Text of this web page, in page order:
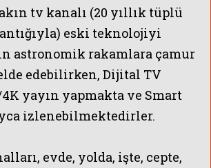
tv kanalı (20 yıllık tüplü
eski teknolojiyi
astronomik rakamlara çamur
edebilirken, Dijital TV
yayın yapmakta ve Smart
izlenebilmektedirler.
evde, yolda, işte, cepte,